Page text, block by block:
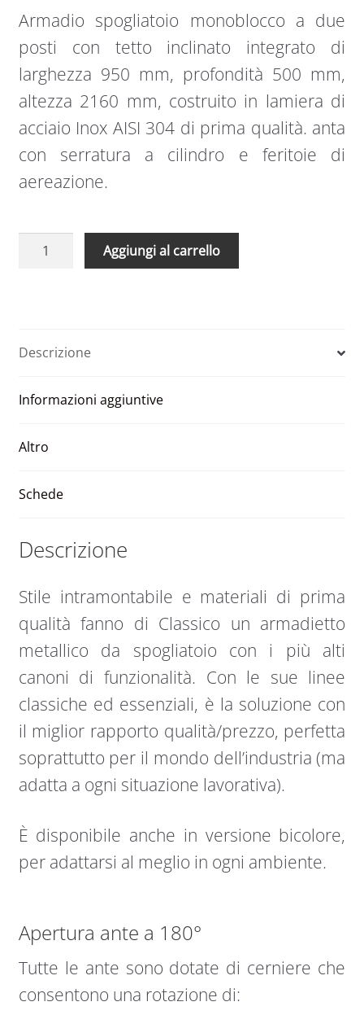
Armadio spogliatoio monoblocco a due
posti con tetto inclinato integrato di
larghezza 950 mm, profondità 500 mm,
altezza 2160 mm, costruito in lamiera di
acciaio Inox AISI 304 di prima qualità. anta
con serratura a cilindro e feritoie di
aereazione.
Armadio
metallico
950
x
x
quantità
Aggiungi al carrello
Descrizione
Informazioni aggiuntive
Altro
Schede
Descrizione
Stile intramontabile e materiali di prima
qualità fanno di Classico un armadietto
metallico da spogliatoio con i più alti
canoni di funzionalità. Con le sue linee
classiche ed essenziali, è la soluzione con
il miglior rapporto qualità/prezzo, perfetta
soprattutto per il mondo dell’industria (ma
adatta a ogni situazione lavorativa).
È disponibile anche in versione bicolore,
per adattarsi al meglio in ogni ambiente.
Apertura ante a 180°
Tutte le ante sono dotate di cerniere che
consentono una rotazione di: